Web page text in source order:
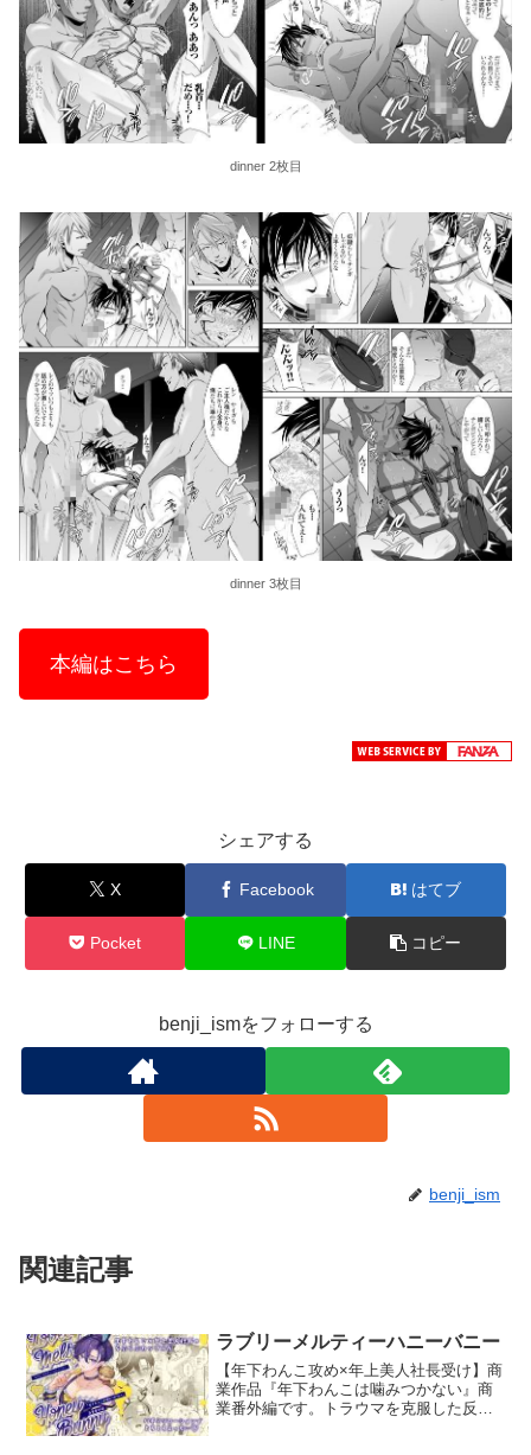
dinner 2枚目
dinner 3枚目
本編はこちら
シェアする
X Facebook はてブ
Pocket LINE コピー
benji_ismをフォローする
benji_ism
関連記事
ラブリーメルティーハニーバニー
【年下わんこ攻め×年上美人社長受け】商
業作品『年下わんこは噛みつかない』商
業番外編です。トラウマを克服した反動